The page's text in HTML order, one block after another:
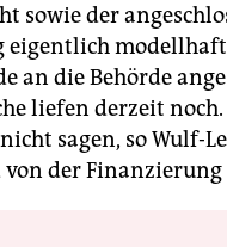
sowie der
eigentlich
an die Behörde
liefen derzeit
sagen, so Wulf-
von der Finanzierung